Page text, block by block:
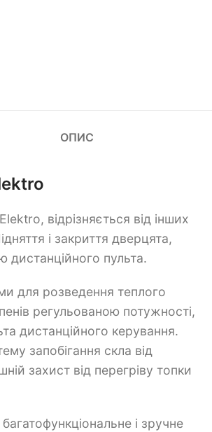
ОПИС
відрізняється від інших
і закриття дверцята,
дистанційного пульта.
для розведення теплого
регульованою потужності,
дистанційного керування.
запобігання скла від
захист від перегріву топки
і зручне